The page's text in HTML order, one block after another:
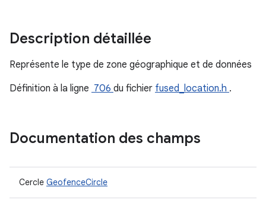
Description détaillée
Représente le type de zone géographique et de données
Définition à la ligne 706 du fichier fused_location.h .
Documentation des champs
Cercle GeofenceCircle